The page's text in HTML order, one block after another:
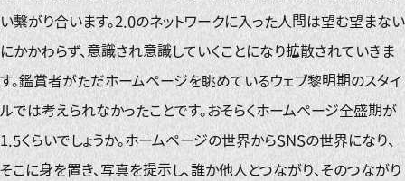
い繋がり合います。2.0のネットワークに入った人間は望む望まない
にかかわらず、意識され意識していくことになり拡散されていきま
す。鑑賞者がただホームページを眺めているウェブ黎明期のスタイ
ルでは考えられなかったことです。おそらくホームページ全盛期が
1.5くらいでしょうか。ホームページの世界からSNSの世界になり、
そこに身を置き、写真を提示し、誰か他人とつながり、そのつながり